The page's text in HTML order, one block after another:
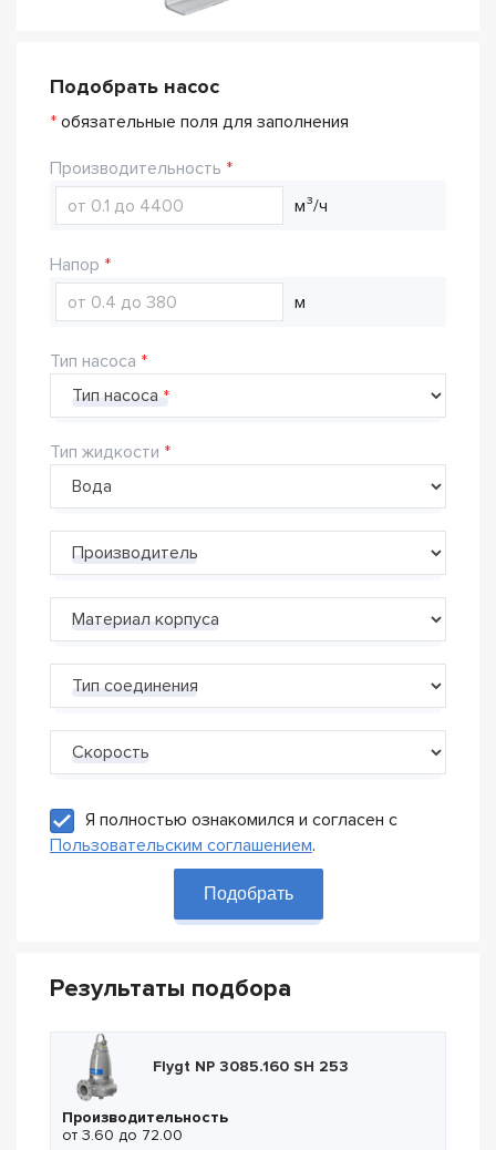
Подобрать насос
* обязательные поля для заполнения
Производительность
м³/ч
Напор
м
Тип насоса
Тип насоса
Тип жидкости
Производитель
Материал корпуса
Тип соединения
Скорость
Я полностью ознакомился и согласен с
Пользовательским соглашением.
Подобрать
Результаты подбора
Flygt NP 3085.160 SH 253
Производительность
от 3.60 до 72.00